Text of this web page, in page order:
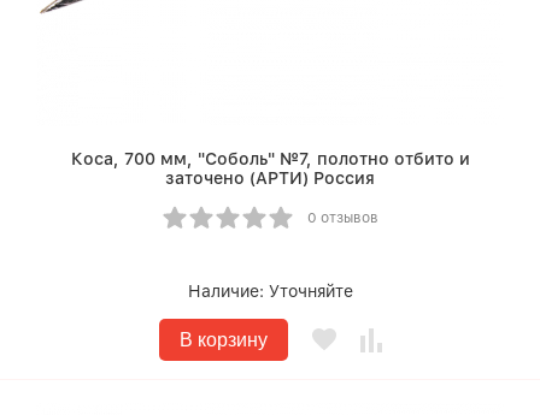
Коса, 700 мм, "Соболь" №7, полотно отбито и
заточено (АРТИ) Россия
0 отзывов
Наличие: Уточняйте
В корзину